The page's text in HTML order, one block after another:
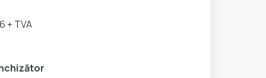
+ TVA